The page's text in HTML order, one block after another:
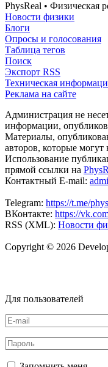
PhysReal • Физическая
Новости физики
Блоги
Опросы и голосования
Таблица тегов
Поиск
Экспорт RSS
Техническая
Реклама на сайте
Администрация не
информации,
Материалы,
авторов, которые
Использование
прямой ссылки на
Контактный E-mail:
Telegram: https://t.me/
ВКонтакте: https://
RSS (XML): Новости
Copyright © 2026
Для пользователей